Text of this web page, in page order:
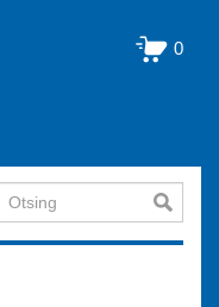
0
Otsing